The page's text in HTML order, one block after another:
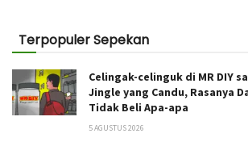
Terpopuler Sepekan
Celingak-celinguk di MR DIY
Jingle yang Candu, Rasanya
Tidak Beli Apa-apa
5 AGUSTUS 2026